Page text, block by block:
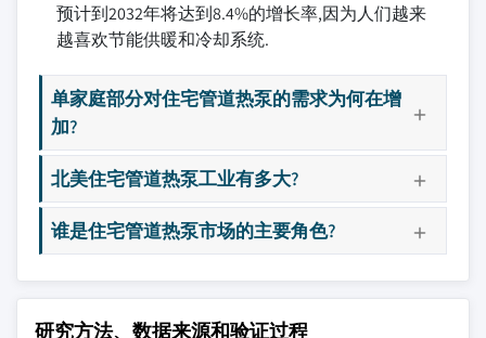
预计到2032年将达到8.4%的增长率,因为人们越来
越喜欢节能供暖和冷却系统.
单家庭部分对住宅管道热泵的需求为何在增
加?
北美住宅管道热泵工业有多大?
谁是住宅管道热泵市场的主要角色?
研究方法、数据来源和验证过程